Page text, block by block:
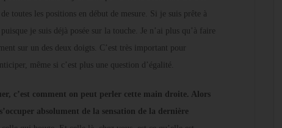
toutes les positions en début de mesure. Si je suis prête à
je suis déjà posée sur la touche. Je n’ai plus qu’à faire
sur un des deux doigts. C’est très important pour
même si c’est plus une question d’égalité.
c’est comment on peut perler cette main droite. Alors
absolument de la sensation de la dernière